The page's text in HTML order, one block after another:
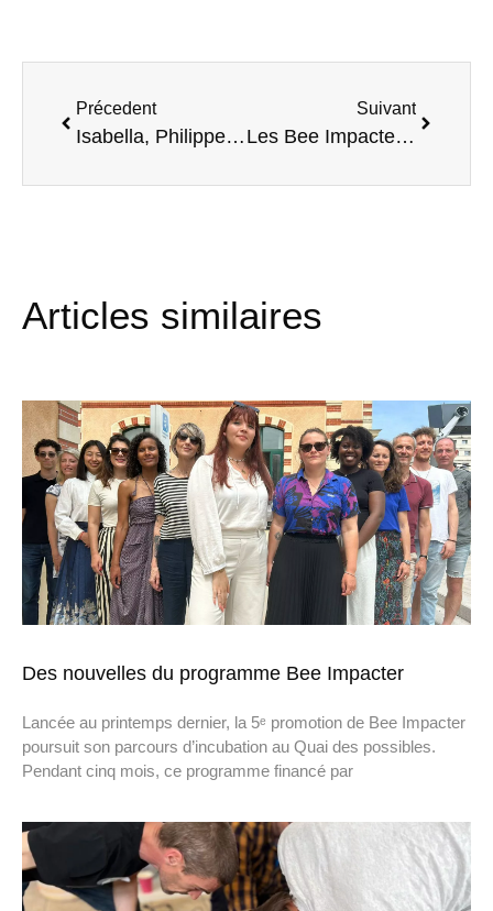
Précedent
Isabella, Philippe et la magie du mentorat à la Ruche Saint-Germain
Suivant
Les Bee Impacter tracent leur sillon !
Articles similaires
Des nouvelles du programme Bee Impacter
Lancée au printemps dernier, la 5ᵉ promotion de Bee Impacter
poursuit son parcours d’incubation au Quai des possibles.
Pendant cinq mois, ce programme financé par